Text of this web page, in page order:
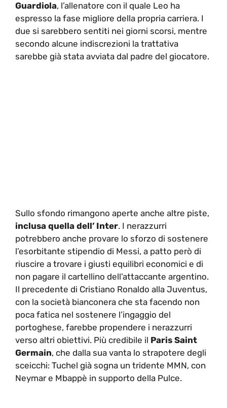
Guardiola, l’allenatore con il quale Leo ha
espresso la fase migliore della propria carriera. I
due si sarebbero sentiti nei giorni scorsi, mentre
secondo alcune indiscrezioni la trattativa
sarebbe già stata avviata dal padre del giocatore.
Sullo sfondo rimangono aperte anche altre piste,
inclusa quella dell’ Inter. I nerazzurri
potrebbero anche provare lo sforzo di sostenere
l’esorbitante stipendio di Messi, a patto però di
riuscire a trovare i giusti equilibri economici e di
non pagare il cartellino dell’attaccante argentino.
Il precedente di Cristiano Ronaldo alla Juventus,
con la società bianconera che sta facendo non
poca fatica nel sostenere l’ingaggio del
portoghese, farebbe propendere i nerazzurri
verso altri obiettivi. Più credibile il Paris Saint
Germain, che dalla sua vanta lo strapotere degli
sceicchi: Tuchel già sogna un tridente MMN, con
Neymar e Mbappè in supporto della Pulce.